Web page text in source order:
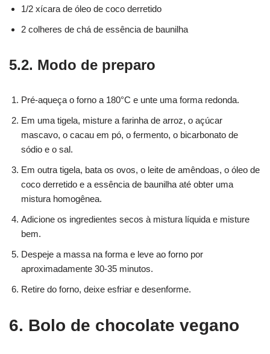
1/2 xícara de óleo de coco derretido
2 colheres de chá de essência de baunilha
5.2. Modo de preparo
Pré-aqueça o forno a 180°C e unte uma forma redonda.
Em uma tigela, misture a farinha de arroz, o açúcar
mascavo, o cacau em pó, o fermento, o bicarbonato de
sódio e o sal.
Em outra tigela, bata os ovos, o leite de amêndoas, o óleo de
coco derretido e a essência de baunilha até obter uma
mistura homogênea.
Adicione os ingredientes secos à mistura líquida e misture
bem.
Despeje a massa na forma e leve ao forno por
aproximadamente 30-35 minutos.
Retire do forno, deixe esfriar e desenforme.
6. Bolo de chocolate vegano